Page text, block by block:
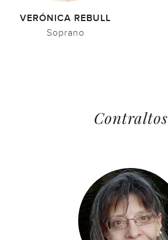
VERÓNICA REBULL
Soprano
Contraltos